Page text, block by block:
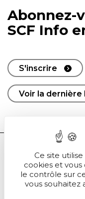
Abonnez-
SCF Info
S'inscrire
Voir la
Ce site utilise
cookies et vous
le contrôle sur
vous souhaitez